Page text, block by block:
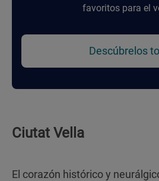
favoritos para el
Descúbrelos
Ciutat Vella
El corazón histórico y